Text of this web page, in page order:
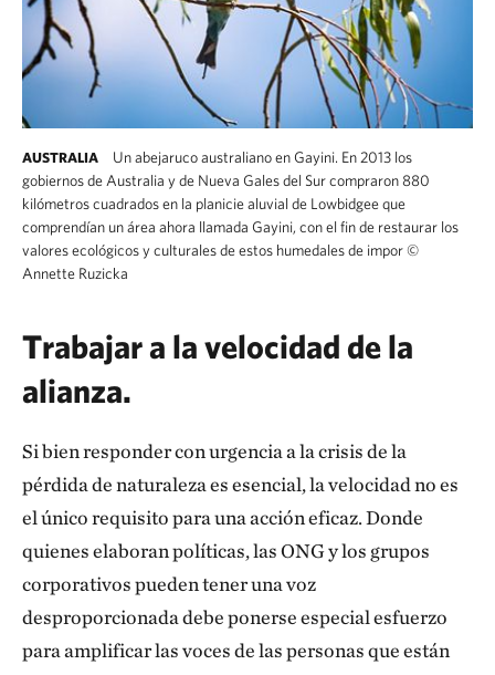
AUSTRALIA
Un abejaruco australiano en Gayini. En 2013 los
gobiernos de Australia y de Nueva Gales del Sur compraron 880
kilómetros cuadrados en la planicie aluvial de Lowbidgee que
comprendían un área ahora llamada Gayini, con el fin de restaurar los
valores ecológicos y culturales de estos humedales de impor©
Annette Ruzicka
Trabajar a la velocidad de la
alianza.
Si bien responder con urgencia a la crisis de la
pérdida de naturaleza es esencial, la velocidad no es
el único requisito para una acción eficaz. Donde
quienes elaboran políticas, las ONG y los grupos
corporativos pueden tener una voz
desproporcionada debe ponerse especial esfuerzo
para amplificar las voces de las personas que están